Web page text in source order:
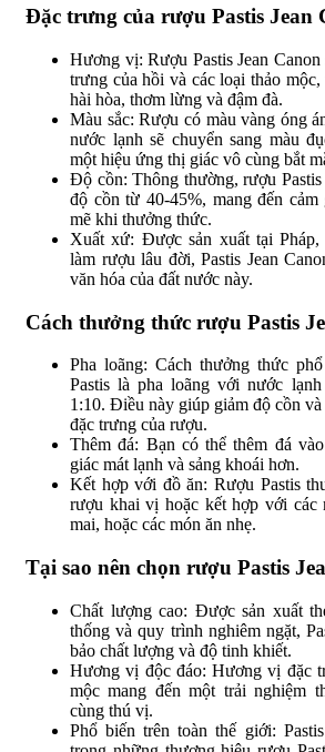
Đặc trưng của rượu Pastis Jean
Hương vị: Rượu Pastis Jean
trưng của hồi và các loại thảo
hài hòa, thơm lừng và đậm đà.
Màu sắc: Rượu có màu vàng óng
nước lạnh sẽ chuyển sang màu
một hiệu ứng thị giác vô cùng bắt
Độ cồn: Thông thường, rượu Pastis
độ cồn từ 40-45%, mang đến cảm
mẽ khi thưởng thức.
Xuất xứ: Được sản xuất tại
làm rượu lâu đời, Pastis Jean
văn hóa của đất nước này.
Cách thưởng thức rượu Pastis
Pha loãng: Cách thưởng thức
Pastis là pha loãng với nước
1:10. Điều này giúp giảm độ cồn
đặc trưng của rượu.
Thêm đá: Bạn có thể thêm đá
giác mát lạnh và sảng khoái hơn.
Kết hợp với đồ ăn: Rượu Pastis
rượu khai vị hoặc kết hợp với các
mai, hoặc các món ăn nhẹ.
Tại sao nên chọn rượu Pastis
Chất lượng cao: Được sản xuất
thống và quy trình nghiêm ngặt,
bảo chất lượng và độ tinh khiết.
Hương vị độc đáo: Hương vị đặc
mộc mang đến một trải nghiệm
cùng thú vị.
Phổ biến trên toàn thế giới: